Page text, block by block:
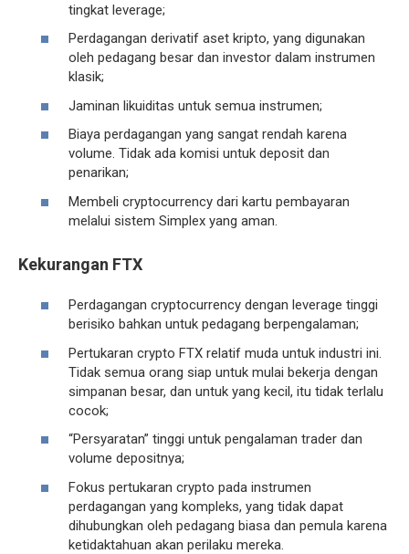
tingkat leverage;
Perdagangan derivatif aset kripto, yang digunakan
oleh pedagang besar dan investor dalam instrumen
klasik;
Jaminan likuiditas untuk semua instrumen;
Biaya perdagangan yang sangat rendah karena
volume. Tidak ada komisi untuk deposit dan
penarikan;
Membeli cryptocurrency dari kartu pembayaran
melalui sistem Simplex yang aman.
Kekurangan FTX
Perdagangan cryptocurrency dengan leverage tinggi
berisiko bahkan untuk pedagang berpengalaman;
Pertukaran crypto FTX relatif muda untuk industri ini.
Tidak semua orang siap untuk mulai bekerja dengan
simpanan besar, dan untuk yang kecil, itu tidak terlalu
cocok;
“Persyaratan” tinggi untuk pengalaman trader dan
volume depositnya;
Fokus pertukaran crypto pada instrumen
perdagangan yang kompleks, yang tidak dapat
dihubungkan oleh pedagang biasa dan pemula karena
ketidaktahuan akan perilaku mereka.